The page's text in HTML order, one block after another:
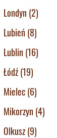
Londyn (2)
Lubień (8)
Lublin (16)
Łódź(19)
Mielec(6)
Mikorzyn (4)
Olkusz(9)